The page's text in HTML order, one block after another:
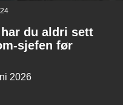
du aldri sett
sjefen før
2026